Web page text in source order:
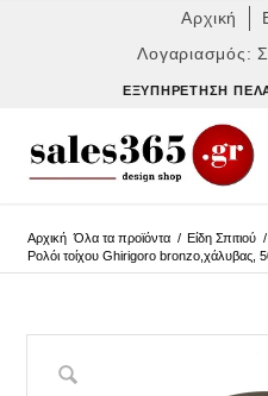
Αρχική
Λογαριασμός:
ΕΞΥΠΗΡΈΤΗΣΗ
Αρχική Όλα τα προϊόντα / Είδη Σπιτιού /
Ρολόι τοίχου Ghirigoro bronzo,χάλυβας,